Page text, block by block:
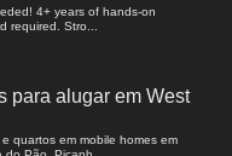
4+ years of hands-on
required. Stro...
para alugar em West
quartos em mobile homes em